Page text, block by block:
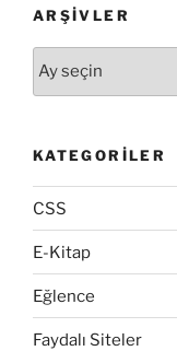
ARŞIVLER
KATEGORILER
CSS
E-Kitap
Eğlence
Faydalı Siteler